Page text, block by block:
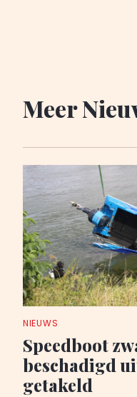
Meer
NIEUWS
Speedboot
beschadigd
getakeld